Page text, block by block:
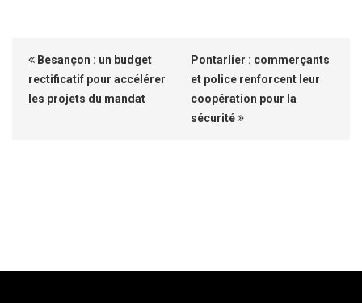
Besançon : un budget
rectificatif pour accélérer
les projets du mandat
Pontarlier : commerçants
et police renforcent leur
coopération pour la
sécurité